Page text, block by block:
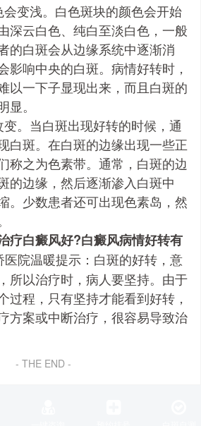
变浅。白色斑块的颜色会开始
深云白色、纯白至淡白色，一般
的白斑会从边缘系统中逐渐消
影响中央的白斑。病情好转时，
以一下子显现出来，而且白斑的
。
。当白斑出现好转的时候，通
白斑。在白斑的边缘出现一些正
称之为色素带。通常，白斑的边
的边缘，然后逐渐渗入白斑中
。少数患者还可出现色素岛，然
疗白癜风好?白癜风病情好转有
医院温暖提示：白斑的好转，意
所以治疗时，病人要坚持。由于
过程，只有坚持才能看到好转，
方案或中断治疗，很容易导致治